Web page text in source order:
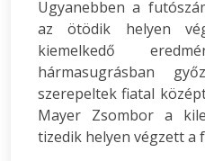
Ugyanebben a
az ötödik helyen
kiemelkedő
hármasugrásban
szerepeltek fiatal
Mayer Zsombor a
tizedik helyen végzett a